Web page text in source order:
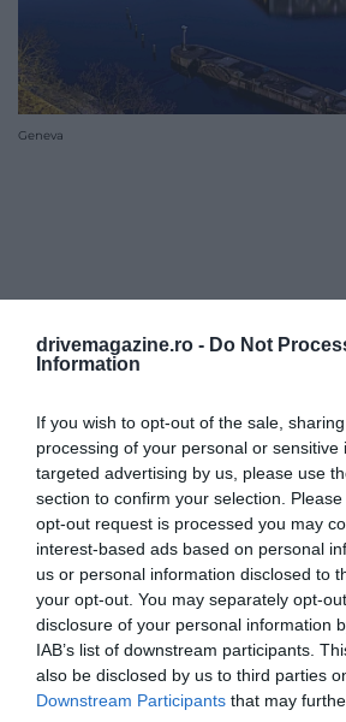
drivemagazine.ro - Do Not
Information
If you wish to opt-out of the sale,
processing of your personal or sensitive
targeted advertising by us, please use
section to confirm your selection.
opt-out request is processed you may
interest-based ads based on personal
us or personal information disclosed to
your opt-out. You may separately opt-
disclosure of your personal information
IAB’s list of downstream participants.
also be disclosed by us to third parties
Downstream Participants that may
Geneva